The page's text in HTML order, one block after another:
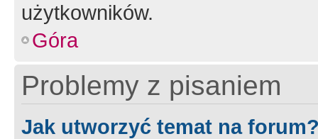
użytkowników.
Góra
Problemy z pisaniem
Jak utworzyć temat na